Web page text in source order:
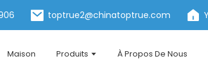
toptrue2@chinatoptrue.com
Maison Produits À Propos De Nous